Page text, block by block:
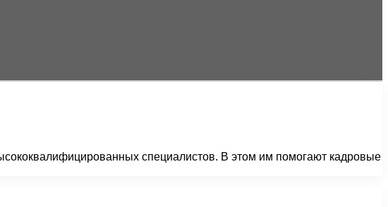
специалистов. В этом им помогают кадровые